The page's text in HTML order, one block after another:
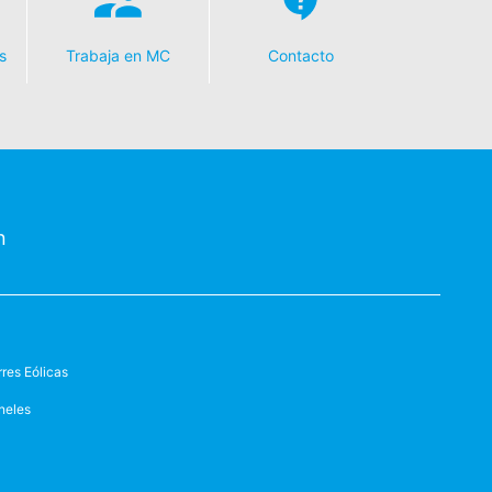
Trabaja en MC Contacto
Eólicas